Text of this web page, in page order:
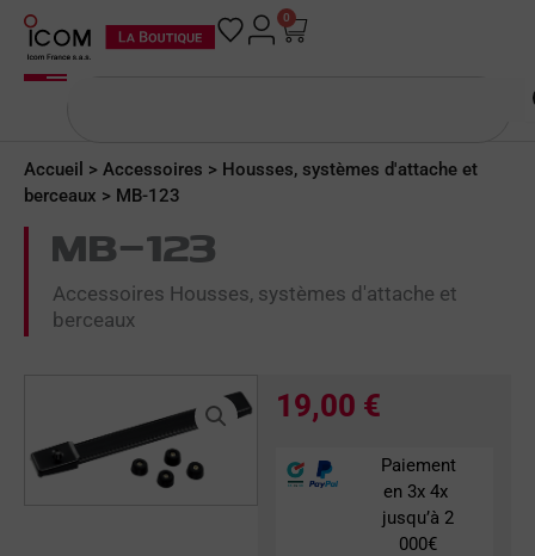
Aller
contenu
0
Panier
Accueil > Accessoires > Housses, systèmes d'attache et
berceaux > MB-123
MB-123
Accessoires Housses, systèmes d'attache et
berceaux
19,00 €
Paiement
en 3x 4x
jusqu’à 2
000€